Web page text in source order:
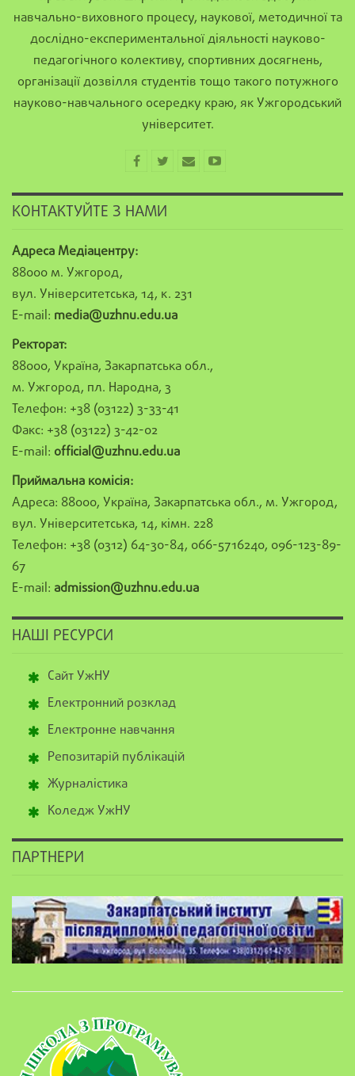
навчально-виховного процесу, наукової, методичної та
дослідно-експериментальної діяльності науково-
педагогічного колективу, спортивних досягнень,
організації дозвілля студентів тощо такого потужного
науково-навчального осередку краю, як Ужгородський
університет.
КОНТАКТУЙТЕ З НАМИ
Адреса Медіацентру:
88000 м. Ужгород,
вул. Університетська, 14, к. 231
E-mail: media@uzhnu.edu.ua
Ректорат:
88000, Україна, Закарпатська обл.,
м. Ужгород, пл. Народна, 3
Телефон: +38 (03122) 3-33-41
Факс: +38 (03122) 3-42-02
E-mail: official@uzhnu.edu.ua
Приймальна комісія:
Адреса: 88000, Україна, Закарпатська обл., м. Ужгород,
вул. Університетська, 14, кімн. 228
Телефон: +38 (0312) 64-30-84, 066-5716240, 096-123-89-
67
E-mail: admission@uzhnu.edu.ua
НАШІ РЕСУРСИ
Сайт УжНУ
Електронний розклад
Електронне навчання
Репозитарій публікацій
Журналістика
Коледж УжНУ
ПАРТНЕРИ